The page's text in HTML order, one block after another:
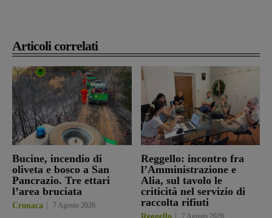
Articoli correlati
Bucine, incendio di
oliveta e bosco a San
Pancrazio. Tre ettari
l’area bruciata
Cronaca 7 Agosto 2026
Reggello: incontro fra
l’Amministrazione e
Alia, sul tavolo le
criticità nel servizio di
raccolta rifiuti
7 Agosto 2026